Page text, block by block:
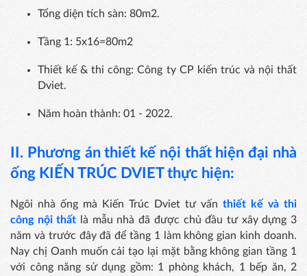
Tổng diện tích sàn: 80m2.
Tầng 1: 5x16=80m2
Thiết kế & thi công: Công ty CP kiến trúc và nội thất
Dviet.
Năm hoàn thành: 01 - 2022.
II. Phương án thiết kế nội thất hiện đại nhà
ống KIẾN TRÚC DVIET thực hiện:
Ngôi nhà ống mà Kiến Trúc Dviet tư vấn thiết kế và thi
công nội thất là mẫu nhà đã được chủ đầu tư xây dựng 3
năm và trước đây đã để tầng 1 làm không gian kinh doanh.
Nay chị Oanh muốn cải tạo lại mặt bằng không gian tầng 1
với công năng sử dụng gồm: 1 phòng khách, 1 bếp ăn, 2